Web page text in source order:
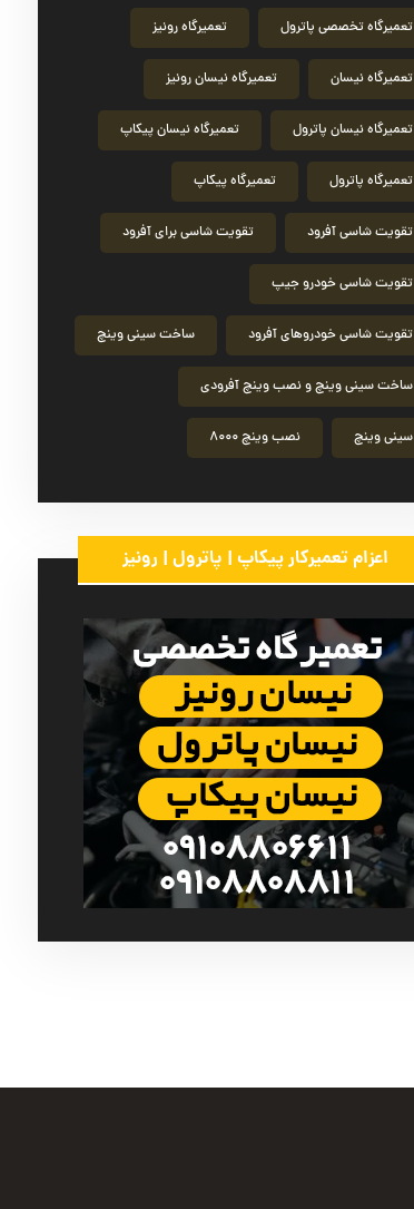
تعمیرگاه تخصصی پاترول تعمیرگاه رونیز
تعمیرگاه نیسان تعمیرگاه نیسان رونیز
تعمیرگاه نیسان پاترول تعمیرگاه نیسان پیکاپ
تعمیرگاه پاترول تعمیرگاه پیکاپ
تقویت شاسی آفرود تقویت شاسی برای آفرود
تقویت شاسی خودرو جیپ
تقویت شاسی خودروهای آفرود ساخت سینی وینچ
ساخت سینی وینچ و نصب وینچ آفرودی
سینی وینچ نصب وینچ ۸۰۰۰
اعزام تعمیرکار پیکاپ | پاترول | رونیز